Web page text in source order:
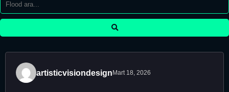
artisticvisiondesign Mart 18, 2026